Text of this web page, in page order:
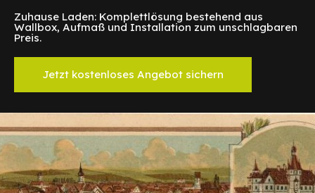
Zuhause Laden: Komplettlösung bestehend aus
Wallbox, Aufmaß und Installation zum unschlagbaren
Preis.
Jetzt kostenloses Angebot sichern